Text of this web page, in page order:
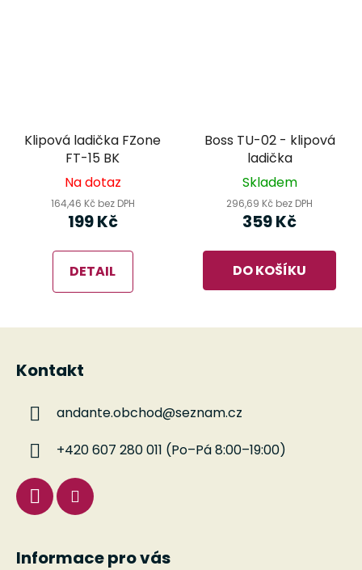
Klipová ladička FZone
FT-15 BK
Na dotaz
164,46 Kč bez DPH
199 Kč
DETAIL
Boss TU-02 - klipová
ladička
Skladem
296,69 Kč bez DPH
359 Kč
DO KOŠÍKU
Z
Kontakt
andante.obchod@seznam.cz
+420 607 280 011 (Po–Pá 8:00–19:00)
Informace pro vás